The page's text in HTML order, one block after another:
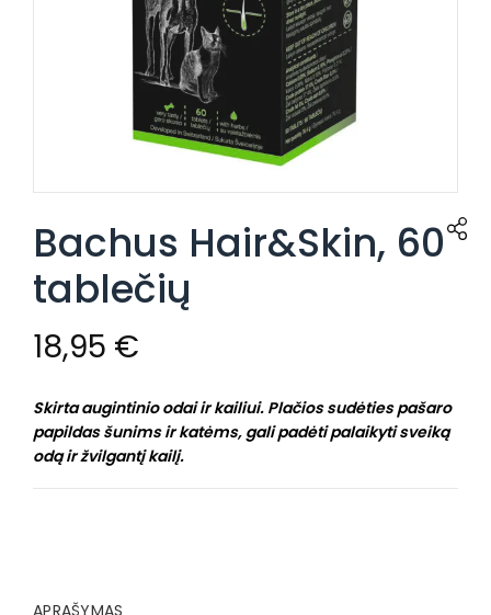
Bachus Hair&Skin, 60
tablečių
18,95 €
Skirta augintinio odai ir kailiui. Plačios sudėties pašaro
papildas šunims ir katėms, gali padėti palaikyti sveiką
odą ir žvilgantį kailį.
APRAŠYMAS